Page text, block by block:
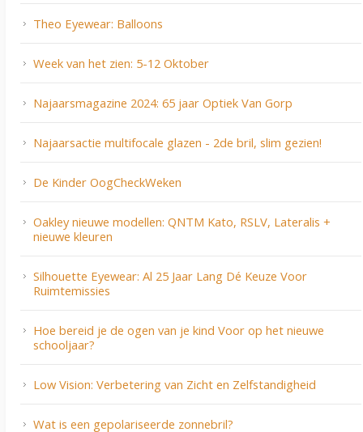
Theo Eyewear: Balloons
Week van het zien: 5-12 Oktober
Najaarsmagazine 2024: 65 jaar Optiek Van Gorp
Najaarsactie multifocale glazen - 2de bril, slim gezien!
De Kinder OogCheckWeken
Oakley nieuwe modellen: QNTM Kato, RSLV, Lateralis +
nieuwe kleuren
Silhouette Eyewear: Al 25 Jaar Lang Dé Keuze Voor
Ruimtemissies
Hoe bereid je de ogen van je kind Voor op het nieuwe
schooljaar?
Low Vision: Verbetering van Zicht en Zelfstandigheid
Wat is een gepolariseerde zonnebril?